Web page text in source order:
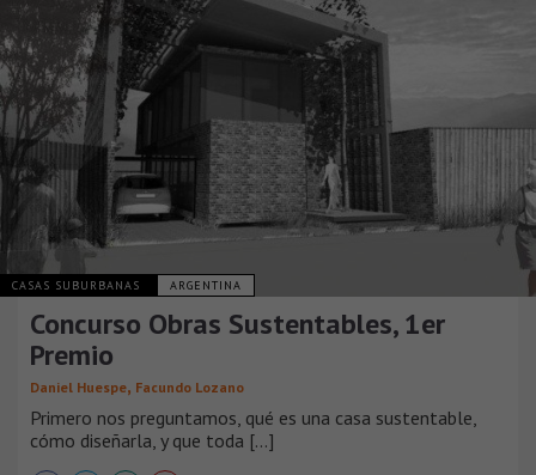
CASAS SUBURBANAS ARGENTINA
Concurso Obras Sustentables, 1er
Premio
Daniel Huespe, Facundo Lozano
Primero nos preguntamos, qué es una casa sustentable,
cómo diseñarla, y que toda [...]